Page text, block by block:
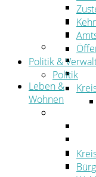
Tourismus
Leben &
Wohnen
Politik &
Politik